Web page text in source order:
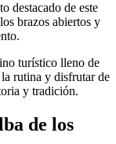
destacado de este
brazos abiertos y
turístico lleno de
rutina y disfrutar de
y tradición.
de los